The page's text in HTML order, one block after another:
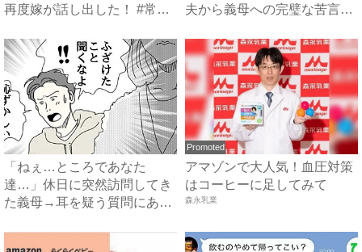
再度嫁が話し出した！ #常識
夫から義母への完璧な苦言
「ねぇ…ところであなた
達…」休日に突然訪問してき
た義母→耳を疑う質問にあ
Promoted
アマゾンで大人気！血圧対策
はコーヒーに足してみて
森永乳業